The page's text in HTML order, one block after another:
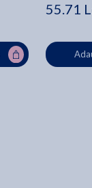
55.71